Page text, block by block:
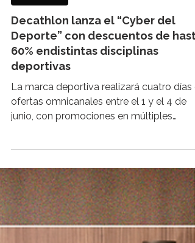
CYBERDAY
Decathlon lanza el “Cyber del
Deporte” con descuentos de
60% endistintas disciplinas
deportivas
ofertas omnicanales entre el 1 y el 4 de
categorías, además de beneficios
exclusivos para compras online y
miembros de la comunidad Decathlon.
Con el objetivo de acercar el deporte a
más personas, Decathlon anunció una